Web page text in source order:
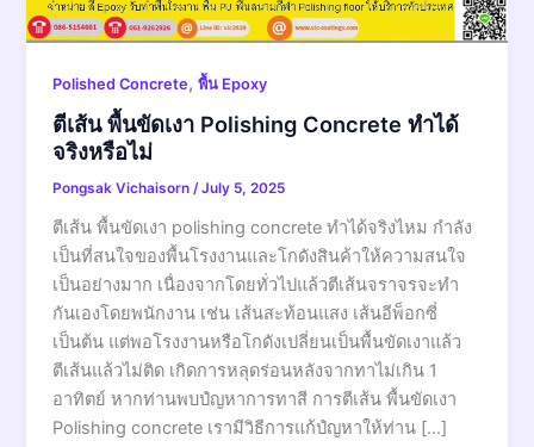
Polished Concrete,พื้น Epoxy
ตีเส้น พื้นขัดเงา Polishing Concrete ทำได้
จริงหรือไม่
Pongsak Vichaisorn/July 5, 2025
ตีเส้น พื้นขัดเงา polishing concrete ทำได้จริงไหม กำลัง
เป็นที่สนใจของพื้นโรงงานและโกดังสินค้าให้ความสนใจ
เป็นอย่างมาก เนื่องจากโดยทั่วไปแล้วตีเส้นจราจรจะทำ
กันเองโดยพนักงาน เช่น เส้นสะท้อนแสง เส้นอีพ็อกซี่
เป็นต้น แต่พอโรงงานหรือโกดังเปลี่ยนเป็นพื้นขัดเงาแล้ว
ตีเส้นแล้วไม่ติด เกิดการหลุดร่อนหลังจากทาไม่เกิน 1
อาทิตย์ หากท่านพบปํญหาการทาสี การตีเส้น พื้นขัดเงา
Polishing concrete เรามีวิธีการแก้ปํญหาให้ท่าน […]